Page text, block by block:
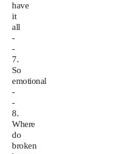
have
it
all
-
-
7.
So
emotional
-
-
8.
Where
do
broken